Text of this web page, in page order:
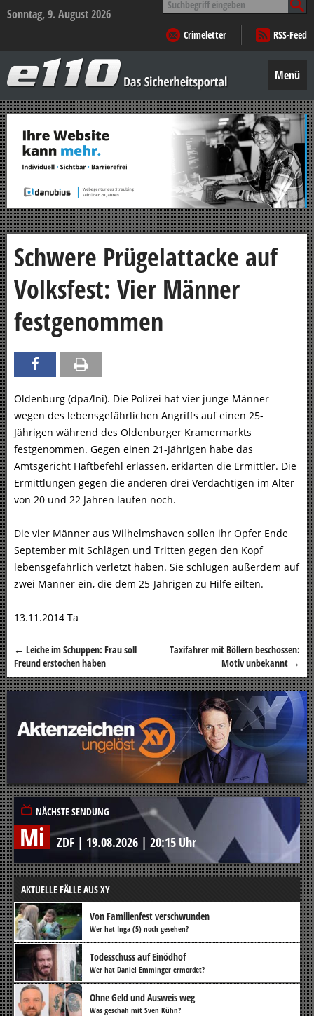
Sonntag, 9. August 2026
nach:
Crimeletter
RSS-Feed
–
Das
Sicherheitsportal
Menü
Zum
Inhalt
springen
Schwere Prügelattacke auf
Volksfest: Vier Männer
festgenommen
Oldenburg (dpa/lni). Die Polizei hat vier junge Männer
wegen des lebensgefährlichen Angriffs auf einen 25-
Jährigen während des Oldenburger Kramermarkts
festgenommen. Gegen einen 21-Jährigen habe das
Amtsgericht Haftbefehl erlassen, erklärten die Ermittler. Die
Ermittlungen gegen die anderen drei Verdächtigen im Alter
von 20 und 22 Jahren laufen noch.
Die vier Männer aus Wilhelmshaven sollen ihr Opfer Ende
September mit Schlägen und Tritten gegen den Kopf
lebensgefährlich verletzt haben. Sie schlugen außerdem auf
zwei Männer ein, die dem 25-Jährigen zu Hilfe eilten.
13.11.2014 Ta
Beitragsnavigation
← Leiche im Schuppen: Frau soll
Freund erstochen haben
Taxifahrer mit Böllern beschossen:
Motiv unbekannt →
NÄCHSTE SENDUNG
Mi ZDF | 19.08.2026 | 20:15 Uhr
AKTUELLE FÄLLE AUS XY
Von Familienfest verschwunden
Wer hat Inga (5) noch gesehen?
Todesschuss auf Einödhof
Wer hat Daniel Emminger ermordet?
Ohne Geld und Ausweis weg
Was geschah mit Sven Kühn?